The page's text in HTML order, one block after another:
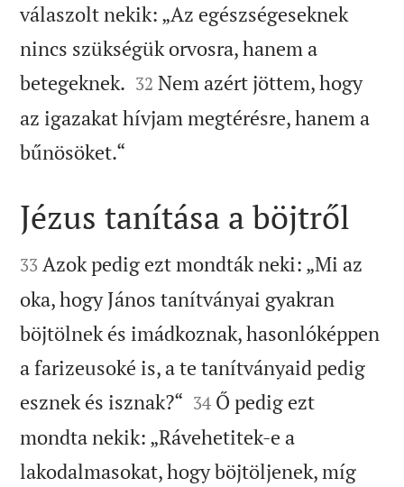
válaszolt nekik: „Az egészségeseknek
nincs szükségük orvosra, hanem a
betegeknek. 

32 Nem azért jöttem, hogy
az igazakat hívjam megtérésre, hanem a
bűnösöket.“

Jézus tanítása a böjtről

33 Azok pedig ezt mondták neki: „Mi az
oka, hogy János tanítványai gyakran
böjtölnek és imádkoznak, hasonlóképpen
a farizeusoké is, a te tanítványaid pedig
esznek és isznak?“ 

34 Ő pedig ezt
mondta nekik: „Rávehetitek-e a
lakodalmasokat, hogy böjtöljenek, míg